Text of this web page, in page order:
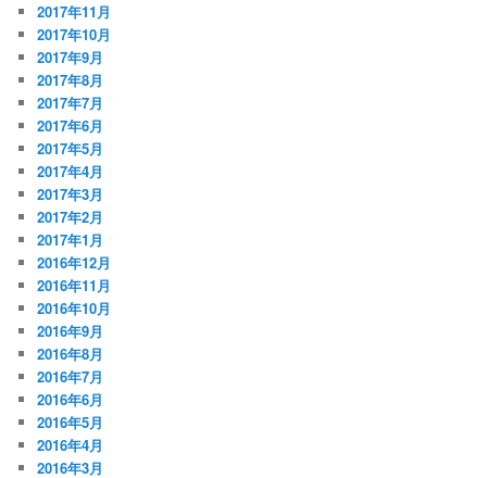
2017年11月
2017年10月
2017年9月
2017年8月
2017年7月
2017年6月
2017年5月
2017年4月
2017年3月
2017年2月
2017年1月
2016年12月
2016年11月
2016年10月
2016年9月
2016年8月
2016年7月
2016年6月
2016年5月
2016年4月
2016年3月